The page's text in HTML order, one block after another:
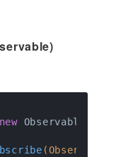
new